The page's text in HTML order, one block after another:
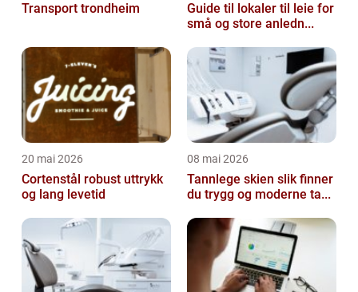
Transport trondheim
Guide til lokaler til leie for
små og store anledn...
20 mai 2026
Cortenstål robust uttrykk
og lang levetid
08 mai 2026
Tannlege skien slik finner
du trygg og moderne ta...